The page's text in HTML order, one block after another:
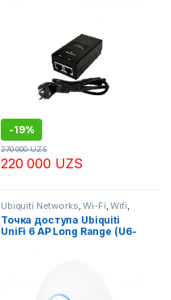
-19%
220 000 UZS
270 000UZS
Ubiquiti Networks ,Wi-Fi ,Wifi
Беспроводное оборудование
Для дома,Для офиса,
Производители, Решения,
Сетевое оборудование
Toчка доступа Ubiquiti
UniFi 6 AP Long Range (U6-